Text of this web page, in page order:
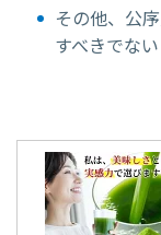
その他、公
すべきでな